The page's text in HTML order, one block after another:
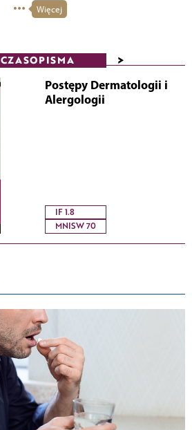
Więcej
CZASOPISMA >
Postępy Dermatologii i
Alergologii
IF 1.8
MNISW 70